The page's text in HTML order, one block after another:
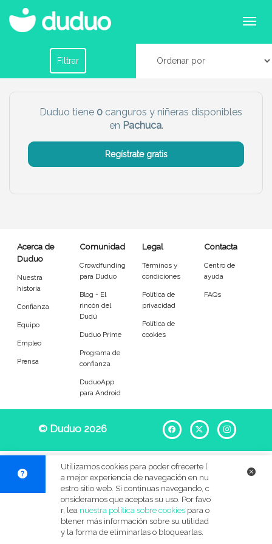
Canguros o niñeras en Pachuca
Filtrar
Filtrar por horario
Más servicio del dudú
Limpieza Manitas
Entrenador Asistente
Tipo de atención
Ocasional
Recoger del colegio
Refuerzo escolar
Para jugar
En verano Festivos
BB&C
Edades de mis pequeños
Duduo tiene 0canguros y niñeras disponibles
en Pachuca.
Regístrate gratis
Acerca de
Duduo
Nuestra
historia
Confianza
Equipo
Empleo
Prensa
Comunidad
Crowdfunding
para Duduo
Blog - El
rincón del
Dudú
Duduo Prime
Programa de
confianza
DuduoApp
para Android
Legal
Términos y
condiciones
Política de
privacidad
Política de
cookies
Contacta
Centro de
ayuda
FAQs
© Duduo 2026 Facebook
X
Utilizamos cookies para poder ofrecerte l
a mejor experiencia de navegación en nu
estro sitio web. Si continuas navegando, c
onsideramos que aceptas su uso. Por favo
r, lea nuestra política sobre cookiespara o
btener más información sobre su utilidad
y la forma de eliminarlas o bloquearlas.